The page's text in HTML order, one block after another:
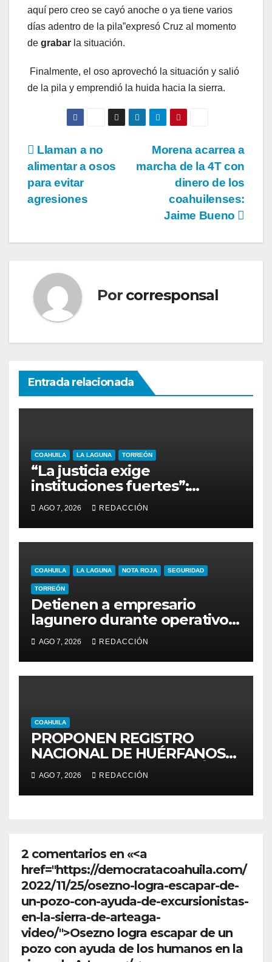
aquí pero creo se cayó anoche o ya tiene varios
días adentro de la pila”expresó Cruz al momento
de grabar la situación.
Finalmente, el oso aprovechó la situación y salió
de la pila y emprendió la huida hacia la sierra.
Navegación
de
entradas
Morena acarrea a
marcha de la 4T con
dinero de los
coahuilenses:
Jaime Bueno
Llaman a no
alimentar a osos
para evitar
agresiones
Por corresponsal
Entrada relacionada
COAHUILA LA LAGUNA TORREÓN
“La justicia exige
instituciones fuertes”:
alcalde Miguel Riquelme
AGO 7, 2026 REDACCIÓN
COAHUILA LA LAGUNA NOTA ROJA SEGURIDAD
TORREÓN
Detienen a empresario
lagunero durante operativo
de seguridad
AGO 7, 2026 REDACCIÓN
COAHUILA
PROPONEN REGISTRO
NACIONAL DE HUÉRFANOS
POR FEMINICIDIO EN MÉXICO
AGO 7, 2026 REDACCIÓN
2 comentarios en «<a
href="https://democratacoahuila.com/
2022/11/25/osezno-logra-escapar-de-
un-pozo-con-ayuda-de-excursionistas-
en-la-sierra-de-arteaga-
video/">Osezno logra escapar de un
pozo con ayuda de los humanos en la